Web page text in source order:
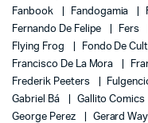
Fanbook
Fandogamia
Fernando De Felipe
Fers
Flying Frog
Fondo De
Francisco De La Mora
Frederik Peeters
Gabriel Bá
Gallito Comics
George Perez
Gerard Way